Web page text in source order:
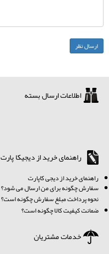
اطلاعات ارسال بسته
راهنمای خرید از دیجیکا پارت
راهنمای خرید از دیجی کاپارت
سفارش چگونه برای من ارسال می شود؟
نحوه پرداخت مبلغ سفارش چگونه است؟
ضمانت کیفیت کالا چگونه است؟
خدمات مشتریان